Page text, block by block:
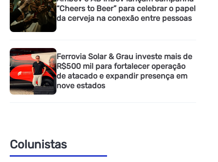
“Cheers to Beer” para celebrar o papel
da cerveja na conexão entre pessoas
Ferrovia Solar & Grau investe mais de
R$500 mil para fortalecer operação
de atacado e expandir presença em
nove estados
Colunistas